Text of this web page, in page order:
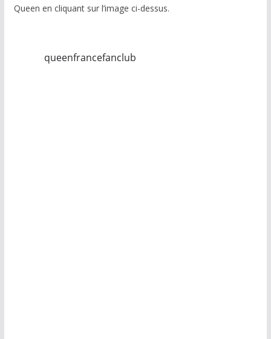
Queen en cliquant sur l’image ci-dessus.
queenfrancefanclub